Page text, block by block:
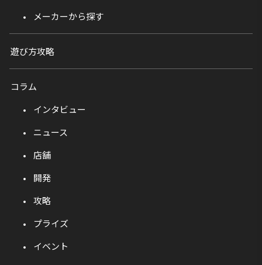
メーカーから探す
遊び方攻略
コラム
インタビュー
ニュース
店舗
開発
攻略
プライズ
イベント